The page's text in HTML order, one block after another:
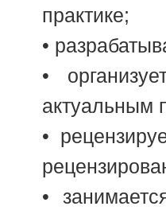
практике;
•
•
актуальным
•
•